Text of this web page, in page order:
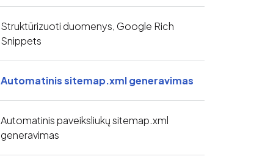
Struktūrizuoti duomenys, Google Rich
Snippets
Automatinis sitemap.xml generavimas
Automatinis paveiksliukų sitemap.xml
generavimas